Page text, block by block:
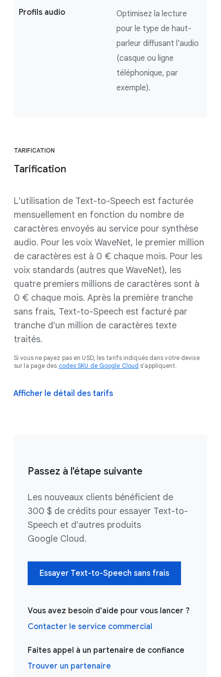
Profils audio
Optimisez la lecture
pour le type de haut-
parleur diffusant l'audio
(casque ou ligne
téléphonique, par
exemple).
TARIFICATION
Tarification
L'utilisation de Text-to-Speech est facturée
mensuellement en fonction du nombre de
caractères envoyés au service pour synthèse
audio. Pour les voix WaveNet, le premier million
de caractères est à 0 € chaque mois. Pour les
voix standards (autres que WaveNet), les
quatre premiers millions de caractères sont à
0 € chaque mois. Après la première tranche
sans frais, Text-to-Speech est facturé par
tranche d'un million de caractères texte
traités.
Si vous ne payez pas en USD, les tarifs indiqués dans votre devise
sur la page des codes SKU de Google Cloud s'appliquent.
Afficher le détail des tarifs
Passez à l'étape suivante
Les nouveaux clients bénéficient de
300 $ de crédits pour essayer Text-to-
Speech et d'autres produits
Google Cloud.
Essayer Text-to-Speech sans frais
Vous avez besoin d'aide pour vous lancer ?
Contacter le service commercial
Faites appel à un partenaire de confiance
Trouver un partenaire